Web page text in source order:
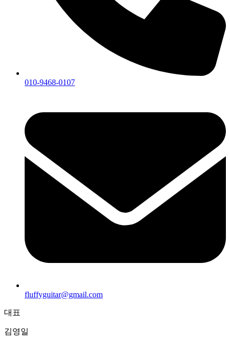
010-9468-0107
fluffyguitar@gmail.com
대표
김영일